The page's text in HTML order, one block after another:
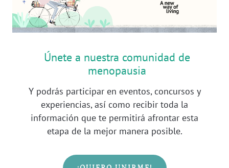
Únete a nuestra comunidad de
menopausia
Y podrás participar en eventos, concursos y
experiencias, así como recibir toda la
información que te permitirá afrontar esta
etapa de la mejor manera posible.